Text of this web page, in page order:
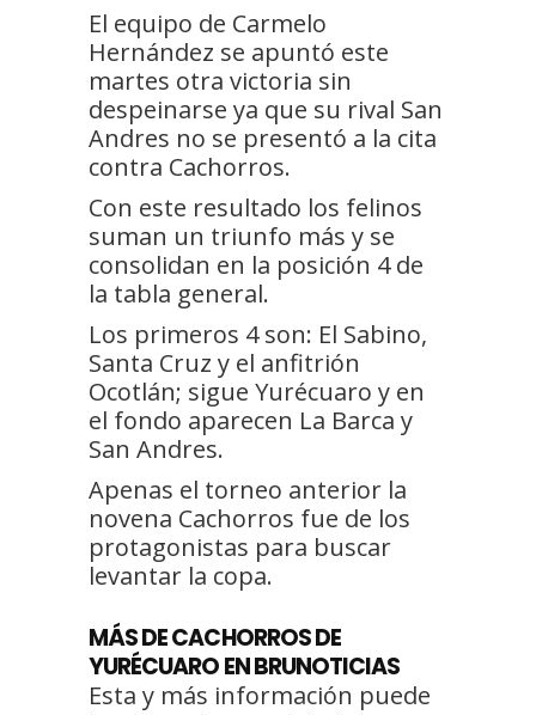
El equipo de Carmelo
Hernández se apuntó este
martes otra victoria sin
despeinarse ya que su rival San
Andres no se presentó a la cita
contra Cachorros.
Con este resultado los felinos
suman un triunfo más y se
consolidan en la posición 4 de
la tabla general.
Los primeros 4 son: El Sabino,
Santa Cruz y el anfitrión
Ocotlán; sigue Yurécuaro y en
el fondo aparecen La Barca y
San Andres.
Apenas el torneo anterior la
novena Cachorros fue de los
protagonistas para buscar
levantar la copa.
MÁSDE CACHORROS DE
YURÉCUAROEN BRUNOTICIAS
Esta y más información puede